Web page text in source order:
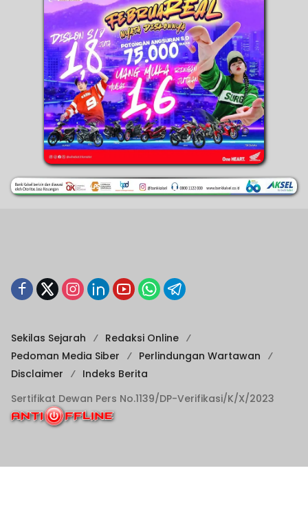
Sekilas Sejarah
Redaksi Online
Pedoman Media Siber
Perlindungan Wartawan
Disclaimer
Indeks Berita
Sertifikat Dewan Pers No.1139/DP-Verifikasi/K/X/2023